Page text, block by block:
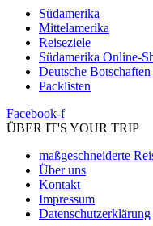
Südamerika
Mittelamerika
Reiseziele
Südamerika Online-
Deutsche
Packlisten
Facebook-f
ÜBER IT'S YOUR TRIP
maßgeschneiderte
Über uns
Kontakt
Impressum
Datenschutzerklärung